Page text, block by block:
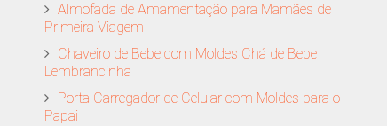
Almofada de Amamentação para Mamães de
Primeira Viagem
Chaveiro de Bebe com Moldes Chá de Bebe
Lembrancinha
Porta Carregador de Celular com Moldes para o
Papai